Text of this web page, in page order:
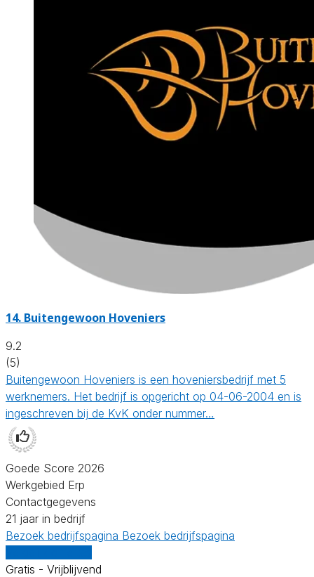
14. Buitengewoon Hoveniers
9.2
(5)
Buitengewoon Hoveniers is een hoveniersbedrijf met 5
werknemers. Het bedrijf is opgericht op 04-06-2004 en is
ingeschreven bij de KvK onder nummer…
Goede Score 2026
Werkgebied Erp
Contactgegevens
21 jaar in bedrijf
Bezoek bedrijfspagina Bezoek bedrijfspagina
Gratis - Vrijblijvend